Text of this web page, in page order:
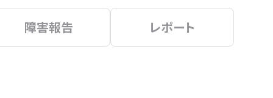
障害報告 レポート